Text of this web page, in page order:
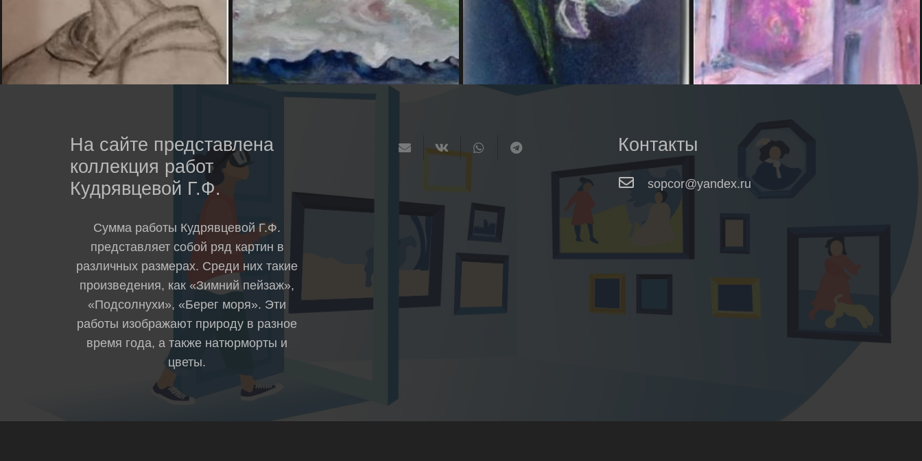
На сайте представлена
коллекция работ
Кудрявцевой Г.Ф.
Сумма работы Кудрявцевой Г.Ф.
представляет собой ряд картин в
различных размерах. Среди них такие
произведения, как «Зимний пейзаж»,
«Подсолнухи», «Берег моря». Эти
работы изображают природу в разное
время года, а также натюрморты и
цветы.
Контакты
sopcor@yandex.ru